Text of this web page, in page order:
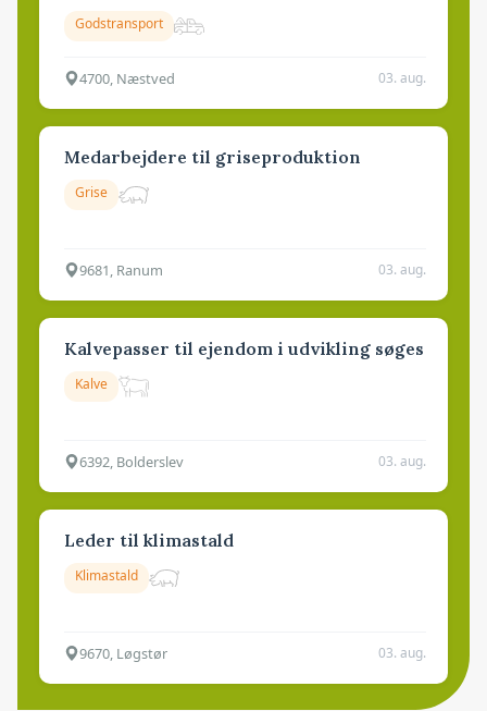
Godstransport
4700, Næstved 03. aug.
Medarbejdere til griseproduktion
Grise
9681, Ranum 03. aug.
Kalvepasser til ejendom i udvikling søges
Kalve
6392, Bolderslev 03. aug.
Leder til klimastald
Klimastald
9670, Løgstør 03. aug.